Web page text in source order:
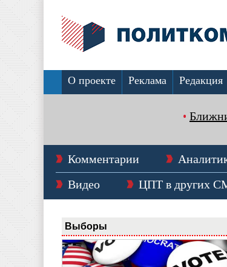
О проекте Реклама Редакция
Комментарии
Видео
ЦПТ в других
Выборы